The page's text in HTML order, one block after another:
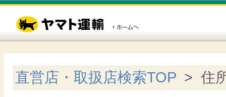
直営店・取扱店検索TOP > 住